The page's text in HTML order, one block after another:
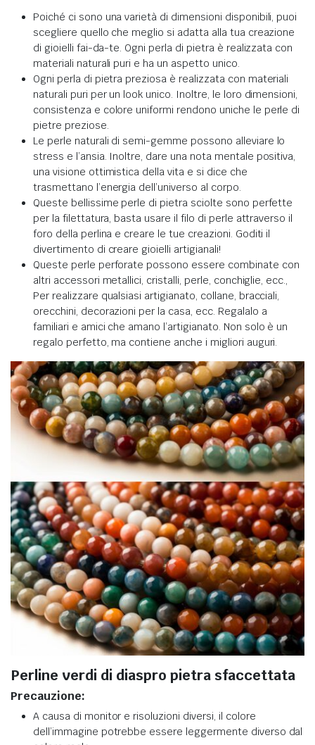
Poiché ci sono una varietà di dimensioni disponibili, puoi
scegliere quello che meglio si adatta alla tua creazione
di gioielli fai-da-te. Ogni perla di pietra è realizzata con
materiali naturali puri e ha un aspetto unico.
Ogni perla di pietra preziosa è realizzata con materiali
naturali puri per un look unico. Inoltre, le loro dimensioni,
consistenza e colore uniformi rendono uniche le perle di
pietre preziose.
Le perle naturali di semi-gemme possono alleviare lo
stress e l’ansia. Inoltre, dare una nota mentale positiva,
una visione ottimistica della vita e si dice che
trasmettano l’energia dell’universo al corpo.
Queste bellissime perle di pietra sciolte sono perfette
per la filettatura, basta usare il filo di perle attraverso il
foro della perlina e creare le tue creazioni. Goditi il
divertimento di creare gioielli artigianali!
Queste perle perforate possono essere combinate con
altri accessori metallici, cristalli, perle, conchiglie, ecc.,
Per realizzare qualsiasi artigianato, collane, bracciali,
orecchini, decorazioni per la casa, ecc. Regalalo a
familiari e amici che amano l’artigianato. Non solo è un
regalo perfetto, ma contiene anche i migliori auguri.
Perline verdi di diaspro pietra sfaccettata
Precauzione:
A causa di monitor e risoluzioni diversi, il colore
dell’immagine potrebbe essere leggermente diverso dal